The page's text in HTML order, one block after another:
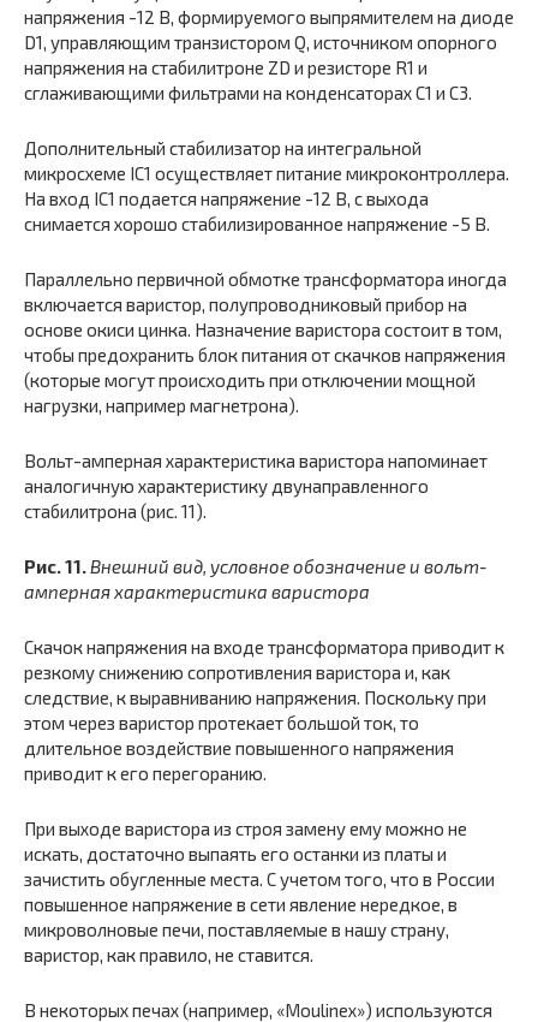
напряжения -12 В, формируемого выпрямителем на диоде
D1, управляющим транзистором Q, источником опорного
напряжения на стабилитроне ZD и резисторе R1 и
сглаживающими фильтрами на конденсаторах С1 и С3.
Дополнительный стабилизатор на интегральной
микросхеме IC1 осуществляет питание микроконтроллера.
На вход IC1 подается напряжение -12 В, с выхода
снимается хорошо стабилизированное напряжение -5 В.
Параллельно первичной обмотке трансформатора иногда
включается варистор, полупроводниковый прибор на
основе окиси цинка. Назначение варистора состоит в том,
чтобы предохранить блок питания от скачков напряжения
(которые могут происходить при отключении мощной
нагрузки, например магнетрона).
Вольт-амперная характеристика варистора напоминает
аналогичную характеристику двунаправленного
стабилитрона (рис. 11).
Рис. 11.Внешний вид, условное обозначение и вольт-
амперная характеристика варистора
Скачок напряжения на входе трансформатора приводит к
резкому снижению сопротивления варистора и, как
следствие, к выравниванию напряжения. Поскольку при
этом через варистор протекает большой ток, то
длительное воздействие повышенного напряжения
приводит к его перегоранию.
При выходе варистора из строя замену ему можно не
искать, достаточно выпаять его останки из платы и
зачистить обугленные места. С учетом того, что в России
повышенное напряжение в сети явление нередкое, в
микроволновые печи, поставляемые в нашу страну,
варистор, как правило, не ставится.
В некоторых печах (например, «Moulinex») используются